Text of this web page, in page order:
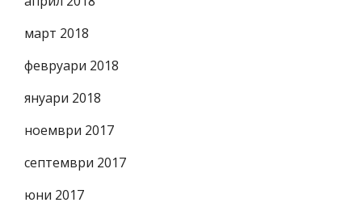
март 2018
февруари 2018
януари 2018
ноември 2017
септември 2017
юни 2017